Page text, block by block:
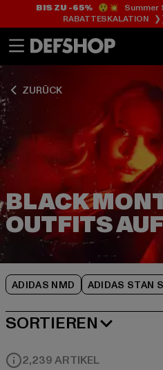
BIS ZU -65%😲💥 Summer
RABATTESKALATION
ZURÜCK
BLACK
ADIDAS NMD ADIDAS STAN
SORTIEREN
BELIEBTESTE
2,239 ARTIKEL